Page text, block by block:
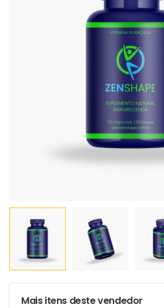
Mais itens deste vendedor